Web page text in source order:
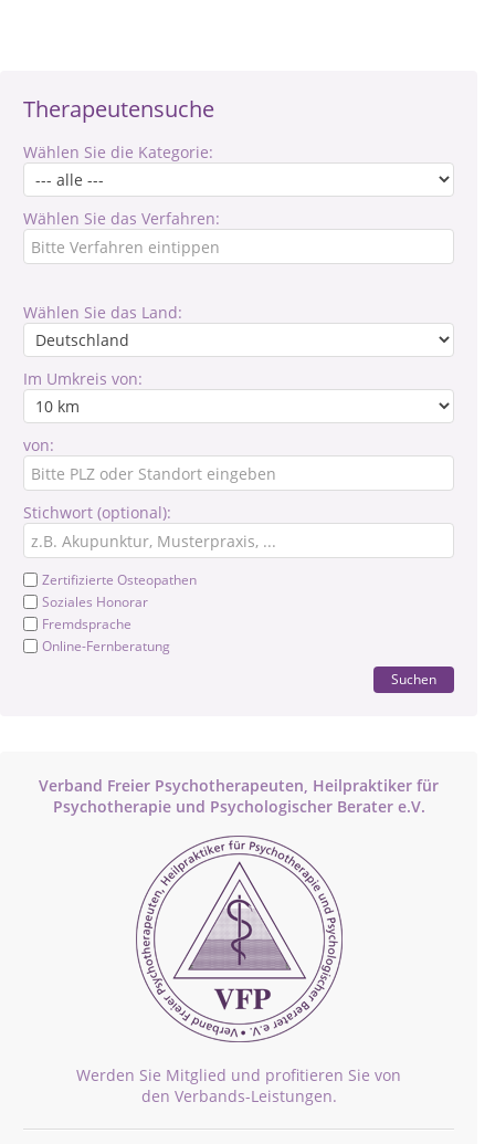
Therapeutensuche
Wählen Sie die Kategorie:
Wählen Sie das Verfahren:
Wählen Sie das Land:
Im Umkreis von:
von:
Stichwort (optional):
Zertifizierte Osteopathen
Soziales Honorar
Fremdsprache
Online-Fernberatung
Suchen
Verband Freier Psychotherapeuten, Heilpraktiker für
Psychotherapie und Psychologischer Berater e.V.
Werden Sie Mitglied und profitieren Sie von
den Verbands-Leistungen.